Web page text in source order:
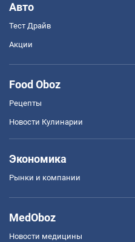
Авто
Тест Драйв
Акции
Food Oboz
Рецепты
Новости Кулинарии
Экономика
Рынки и компании
MedOboz
Новости медицины